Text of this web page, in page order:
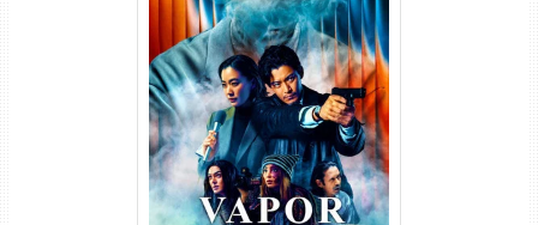
Vapor Humano 1ª Temporada
Torrent (2026) WEB-DL 1080p
Dual Áudio